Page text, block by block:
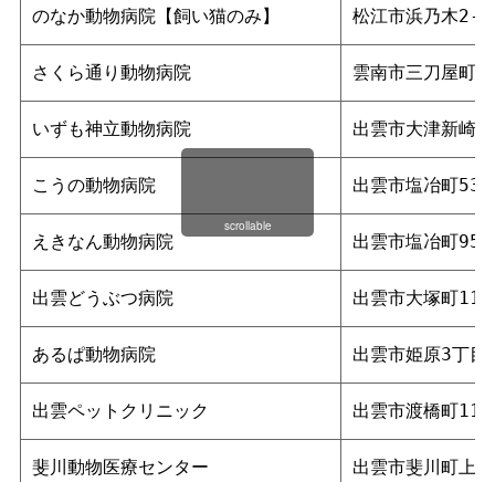
のなか動物病院【飼い猫のみ】 松江市浜乃木2-
さくら通り動物病院 雲南市三刀屋町
いずも神立動物病院 出雲市大津新崎
こうの動物病院 出雲市塩冶町
えきなん動物病院 出雲市塩冶町
出雲どうぶつ病院 出雲市大塚町
あるぱ動物病院 出雲市姫原3丁
出雲ペットクリニック 出雲市渡橋町
斐川動物医療センター 出雲市斐川町上
scrollable